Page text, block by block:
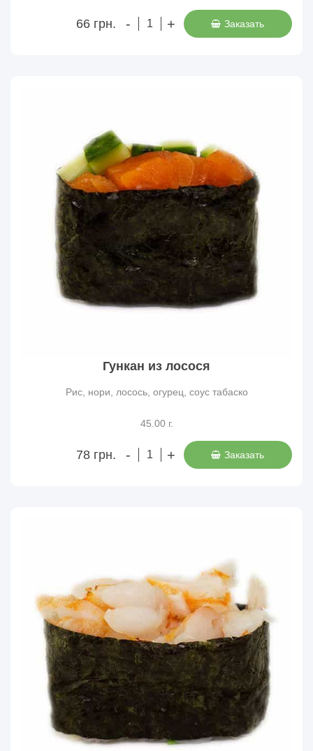
66 грн. - + Заказать
Гункан из лосося
Рис, нори, лосось, огурец, соус табаско
45.00 г.
78 грн. - + Заказать